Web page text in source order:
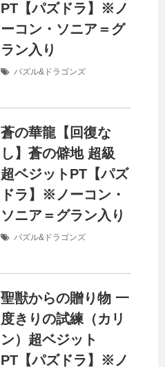
PT【パズドラ】※ノ
ーコン・ソニア＝グ
ラン入り
パズル&ドラゴンズ
蒼の華龍【回復な
し】蒼の僻地 超級
超ベジットPT【パズ
ドラ】※ノーコン・
ソニア＝グラン入り
パズル&ドラゴンズ
聖獣からの贈り物 一
度きりの試練（カリ
ン）超ベジット
PT【パズドラ】※ノ